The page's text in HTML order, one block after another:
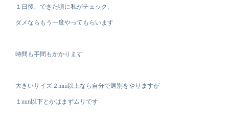
１日後、できた頃に私がチェック、
ダメならもう一度やってもらいます
時間も手間もかかります
大きいサイズ２mm以上なら自分で選別をやりますが
１mm以下とかはまずムリです